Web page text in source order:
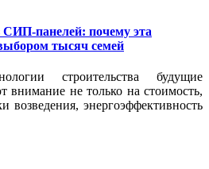
СИП-панелей: почему эта
тысяч семей
строительства будущие
внимание не только на стоимость,
возведения, энергоэффективность